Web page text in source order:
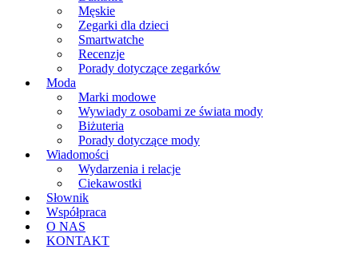
Męskie
Zegarki dla dzieci
Smartwatche
Recenzje
Porady dotyczące zegarków
Moda
Marki modowe
Wywiady z osobami ze świata mody
Biżuteria
Porady dotyczące mody
Wiadomości
Wydarzenia i relacje
Ciekawostki
Słownik
Współpraca
O NAS
KONTAKT